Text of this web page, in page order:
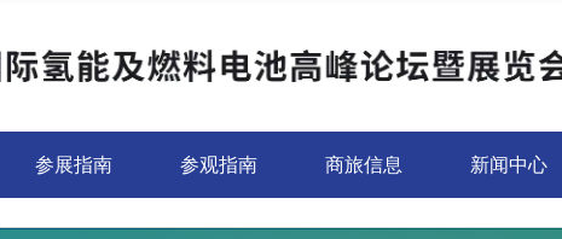
参展指南 参观指南 商旅信息 新闻中心